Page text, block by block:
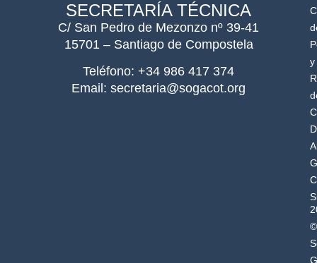
SECRETARÍA TÉCNICA
C/ San Pedro de Mezonzo nº 39-41
15701 – Santiago de Compostela
Teléfono: +34 986 417 374
Email: secretaria@sogacot.org
y
©